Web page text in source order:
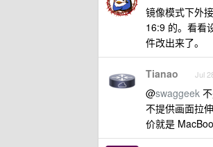
镜像模式下外
16:9 的。看看
件改出来了。
Tianao Jul
@swaggeek
不提供画面拉
价就是